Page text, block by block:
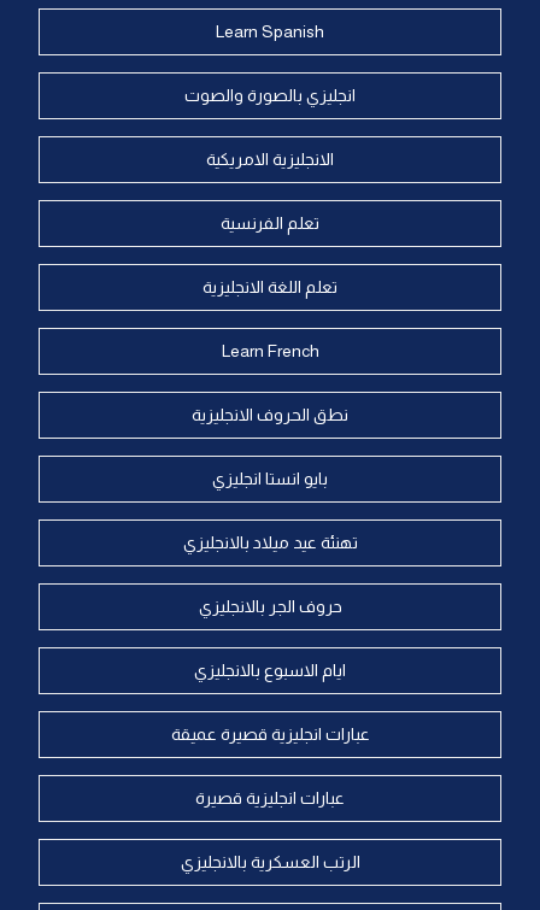
Learn Spanish
انجليزي بالصورة والصوت
الانجليزية الامريكية
تعلم الفرنسية
تعلم اللغة الانجليزية
Learn French
نطق الحروف الانجليزية
بايو انستا انجليزي
تهنئة عيد ميلاد بالانجليزي
حروف الجر بالانجليزي
ايام الاسبوع بالانجليزي
عبارات انجليزية قصيرة عميقة
عبارات انجليزية قصيرة
الرتب العسكرية بالانجليزي